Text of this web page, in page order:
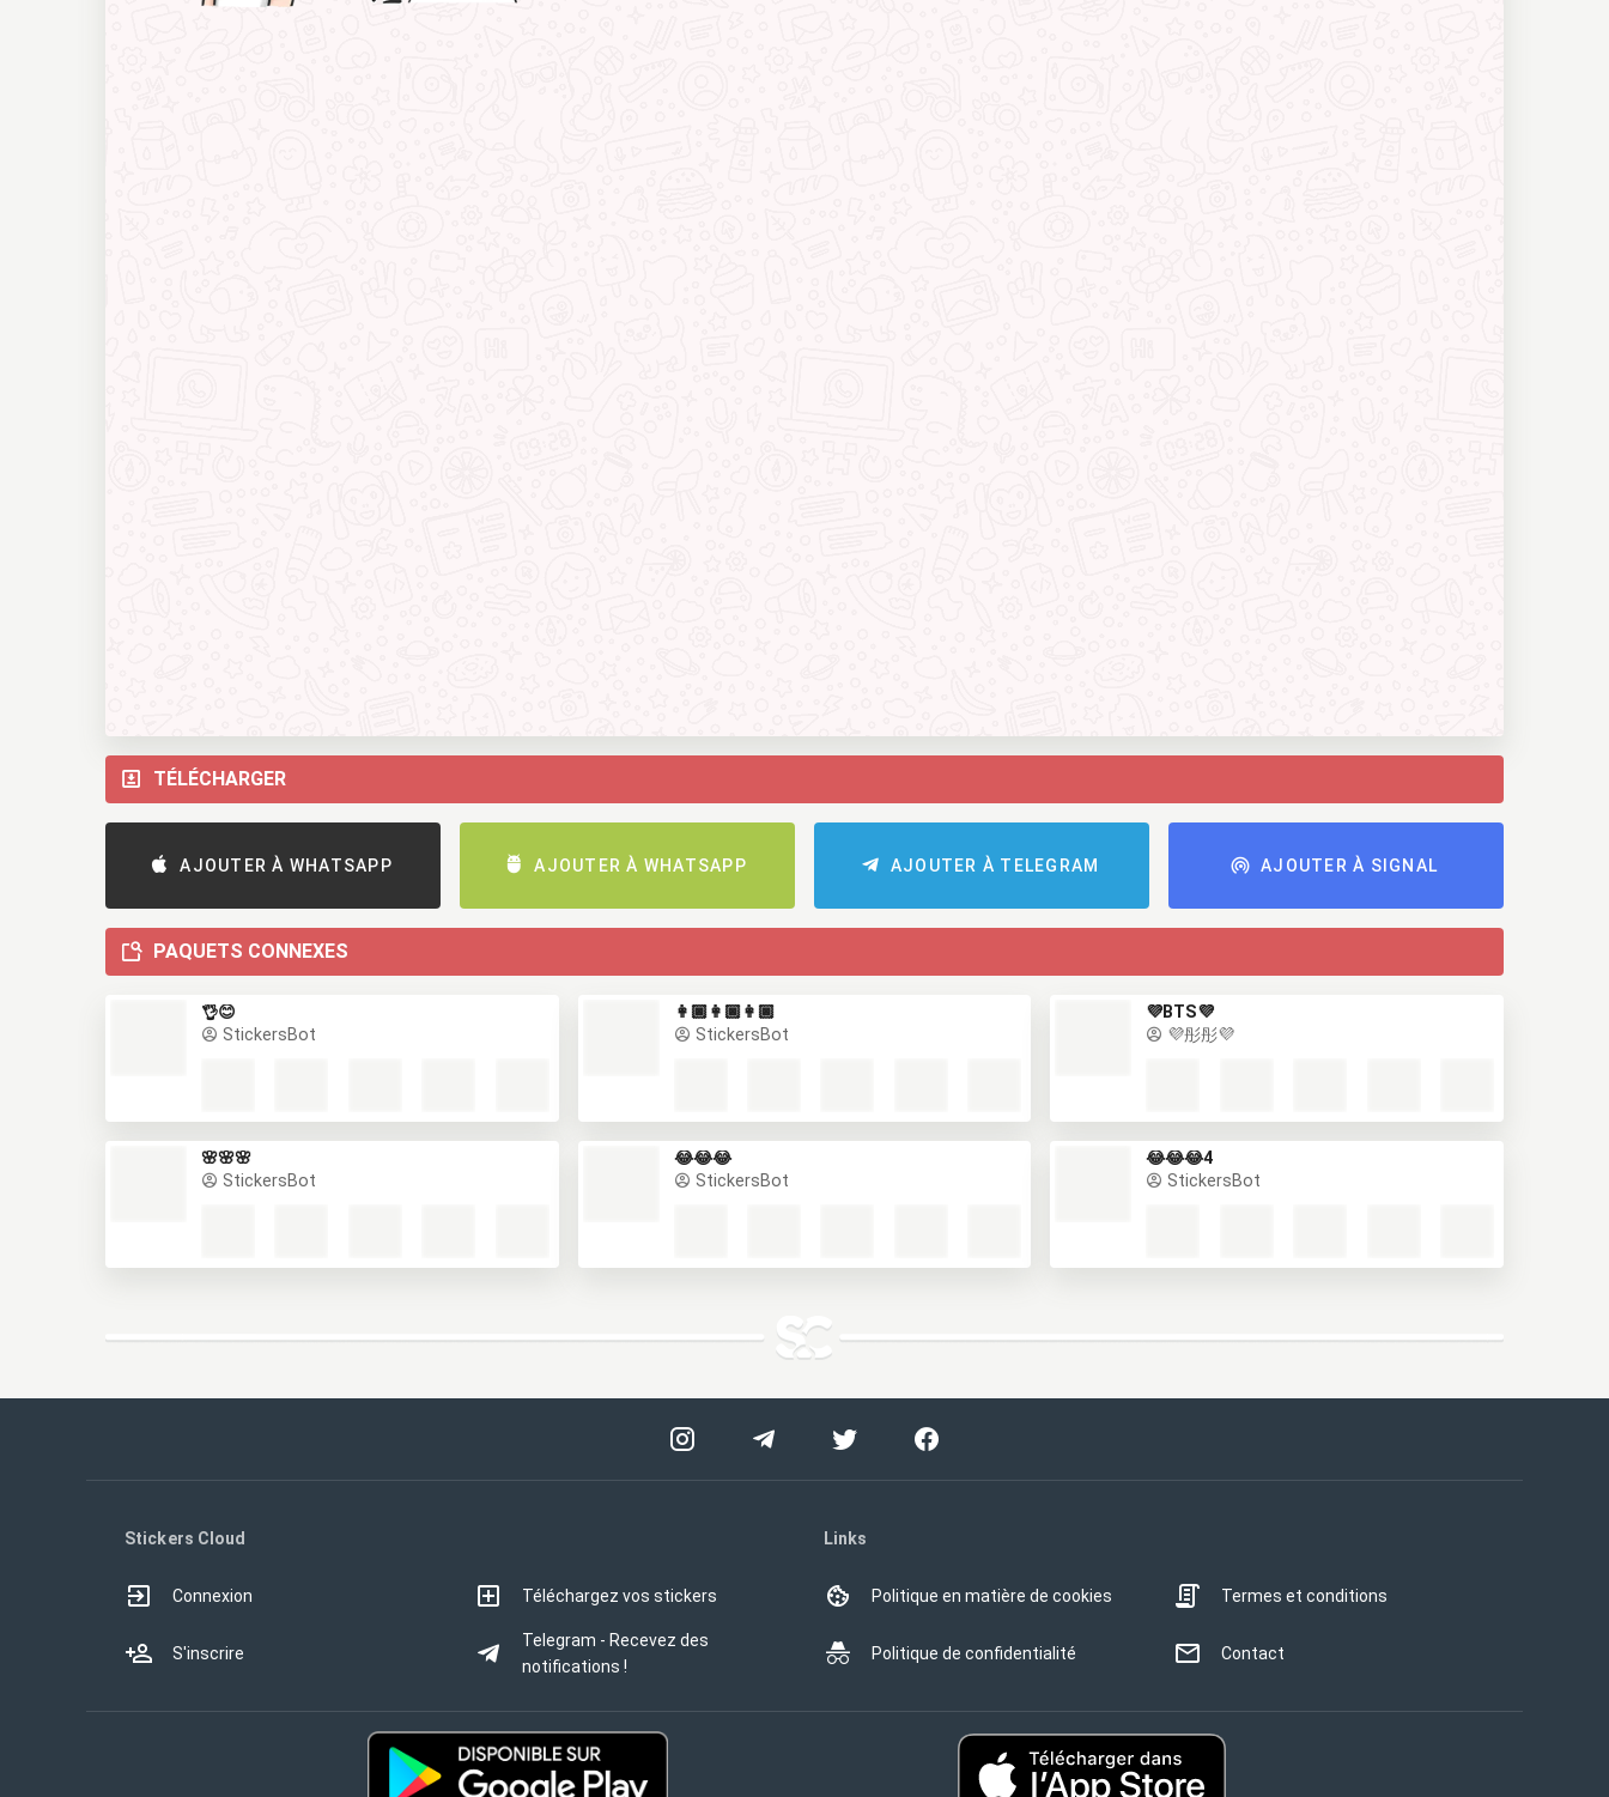
TÉLÉCHARGER
AJOUTER À WHATSAPP AJOUTER À WHATSAPP AJOUTER À TELEGRAM AJOUTER À SIGNAL
PAQUETS CONNEXES
👌😊
StickersBot
👩🏿👩🏿👩🏿
StickersBot
💜BTS💜
💜彤彤💜
🌸🌸🌸
StickersBot
😂😂😂
StickersBot
😂😂😂4
StickersBot
Stickers Cloud
Connexion
S'inscrire
Téléchargez vos stickers
Telegram - Recevez des
notifications !
Links
Politique en matière de cookies
Politique de confidentialité
Termes et conditions
Contact